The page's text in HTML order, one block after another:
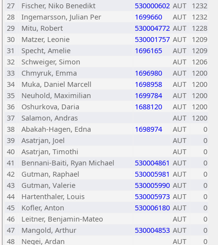
27
Fischer, Niko Benedikt 530000602 AUT 1232
28
Ingemarsson, Julian Per 1699660 AUT 1232
29
Mitu, Robert 530004772 AUT 1228
30
Matzer, Leonie 530001757 AUT 1209
31
Specht, Amelie 1696165 AUT 1209
32
Schweiger, Simon AUT 1206
33
Chmyruk, Emma 1696980 AUT 1200
34
Muka, Daniel Marcell 1698958 AUT 1200
35
Neuhold, Maximilian 1699784 AUT 1200
36
Oshurkova, Daria 1688120 AUT 1200
37
Salamon, Andras AUT 1200
38
Abakah-Hagen, Edna 1698974 AUT
0
39
Asatrjan, Joel AUT
0
40
Asatrjan, Timothi AUT
0
41
Bennani-Baiti, Ryan Michael 530004861 AUT
0
42
Gutman, Raphael 530005981 AUT
0
43
Gutman, Valerie 530005990 AUT
0
44
Hartenthaler, Louis 530005973 AUT
0
45
Kofler, Anton 530006180 AUT
0
46
Leitner, Benjamin-Mateo AUT
0
47
Mangold, Arthur 530004853 AUT
0
48
Negei, Ardan AUT 0